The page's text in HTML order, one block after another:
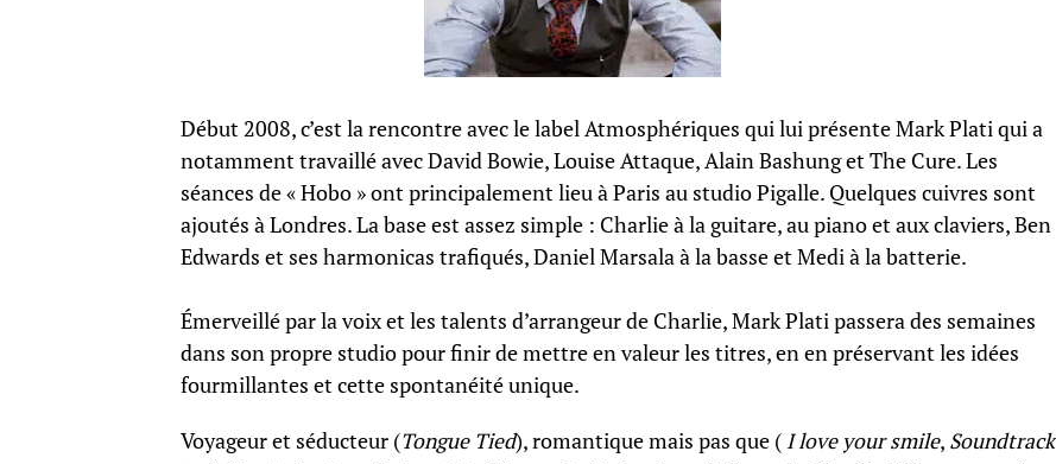
Début 2008, c’est la rencontre avec le label Atmosphériques qui lui présente Mark Plati qui a
notamment travaillé avec David Bowie, Louise Attaque, Alain Bashung et The Cure. Les
séances de « Hobo » ont principalement lieu à Paris au studio Pigalle. Quelques cuivres sont
ajoutés à Londres. La base est assez simple : Charlie à la guitare, au piano et aux claviers, Ben
Edwards et ses harmonicas trafiqués, Daniel Marsala à la basse et Medi à la batterie.
Émerveillé par la voix et les talents d’arrangeur de Charlie, Mark Plati passera des semaines
dans son propre studio pour finir de mettre en valeur les titres, en en préservant les idées
fourmillantes et cette spontanéité unique.
Voyageur et séducteur (Tongue Tied), romantique mais pas que ( I love your smile, Soundtrack